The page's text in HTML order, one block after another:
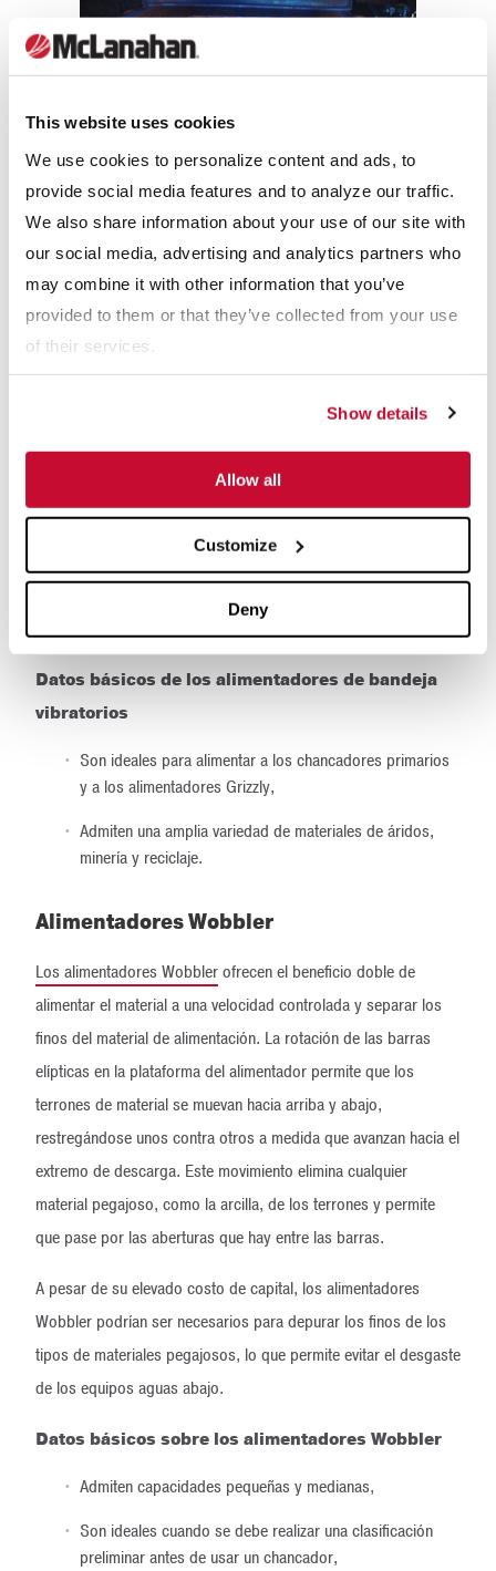
This website uses cookies
We use cookies to personalize content and ads, to
provide social media features and to analyze our traffic.
We also share information about your use of our site with
our social media, advertising and analytics partners who
may combine it with other information that you’ve
provided to them or that they’ve collected from your use
of their services.
Show details
Allow all
Customize
Deny
Alimentadores de bandeja vibratorios
Los alimentadores de bandeja vibratorios se utilizan
generalmente para alimentar los chancadores primarios en las
aplicaciones de áridos, minería y reciclaje, pero también
pueden utilizarse para alimentar a los alimentadores Grizzly
para eliminar el material antes de que llegue al
chancador. Estos tipos de alimentadores tienen secciones de
bandeja a lo largo de la plataforma del alimentador.
extremo de descarga.
Datos básicos de los alimentadores de bandeja
vibratorios
Son ideales para alimentar a los chancadores primarios
y a los alimentadores Grizzly,
Admiten una amplia variedad de materiales de áridos,
minería y reciclaje.
Alimentadores Wobbler
Los alimentadores Wobblerofrecen el beneficio doble de
alimentar el material a una velocidad controlada y separar los
finos del material de alimentación. La rotación de las barras
elípticas en la plataforma del alimentador permite que los
terrones de material se muevan hacia arriba y abajo,
restregándose unos contra otros a medida que avanzan hacia el
extremo de descarga. Este movimiento elimina cualquier
material pegajoso, como la arcilla, de los terrones y permite
que pase por las aberturas que hay entre las barras.
A pesar de su elevado costo de capital, los alimentadores
Wobbler podrían ser necesarios para depurar los finos de los
tipos de materiales pegajosos, lo que permite evitar el desgaste
de los equipos aguas abajo.
Datos básicos sobre los alimentadores Wobbler
Admiten capacidades pequeñas y medianas,
Son ideales cuando se debe realizar una clasificación
preliminar antes de usar un chancador,